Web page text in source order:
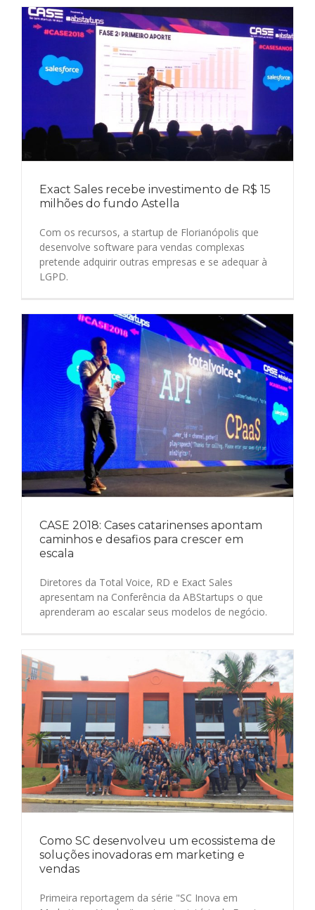
Exact Sales recebe investimento de R$ 15
milhões do fundo Astella
Com os recursos, a startup de Florianópolis que
desenvolve software para vendas complexas
pretende adquirir outras empresas e se adequar à
LGPD.
CASE 2018: Cases catarinenses apontam
caminhos e desafios para crescer em
escala
Diretores da Total Voice, RD e Exact Sales
apresentam na Conferência da ABStartups o que
aprenderam ao escalar seus modelos de negócio.
Como SC desenvolveu um ecossistema de
soluções inovadoras em marketing e
vendas
Primeira reportagem da série "SC Inova em